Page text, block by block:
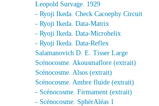
Leopold Survage. 1929
- Ryoji Ikeda. Check Cacoephy Circuit
- Ryoji Ikeda. Data-Matrix
- Ryoji Ikeda. Data-Microhelix
- Ryoji Ikeda. Data-Reflex
Salamanovich D. E. Tisser Large
Scénocosme. Akousmaflore (extrait)
Scénocosme. Alsos (extrait)
Scénocosme. Ambre fluide (extrait)
- Scénocosme. Firmament (extrait)
- Scénocosme. SphèrAléas 1